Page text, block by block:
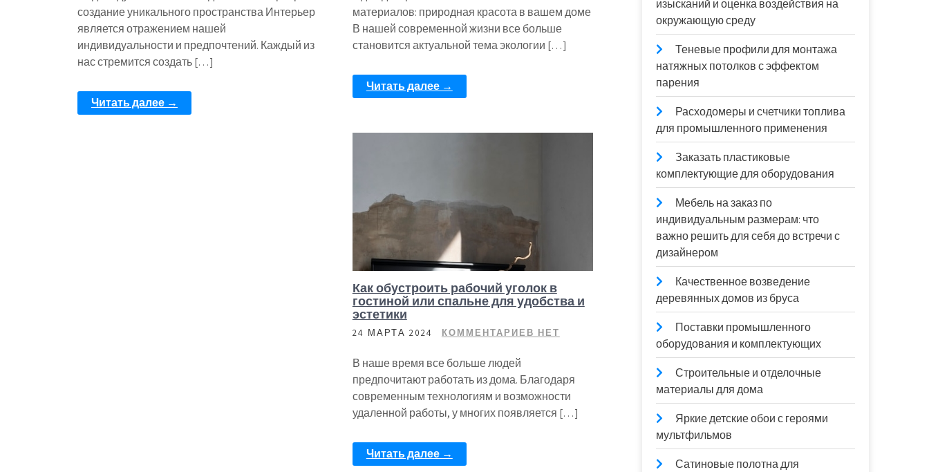
создание уникального пространства Интерьер
является отражением нашей
индивидуальности и предпочтений. Каждый из
нас стремится создать […]
Читать далее →
материалов: природная красота в вашем доме
В нашей современной жизни все больше
становится актуальной тема экологии […]
Читать далее →
Как обустроить рабочий уголок в
гостиной или спальне для удобства и
эстетики
24 МАРТА 2024 КОММЕНТАРИЕВ НЕТ
В наше время все больше людей
предпочитают работать из дома. Благодаря
современным технологиям и возможности
удаленной работы, у многих появляется […]
Читать далее →
изысканий и оценка воздействия на
окружающую среду
Теневые профили для монтажа
натяжных потолков с эффектом
парения
Расходомеры и счетчики топлива
для промышленного применения
Заказать пластиковые
комплектующие для оборудования
Мебель на заказ по
индивидуальным размерам: что
важно решить для себя до встречи с
дизайнером
Качественное возведение
деревянных домов из бруса
Поставки промышленного
оборудования и комплектующих
Строительные и отделочные
материалы для дома
Яркие детские обои с героями
мультфильмов
Сатиновые полотна для